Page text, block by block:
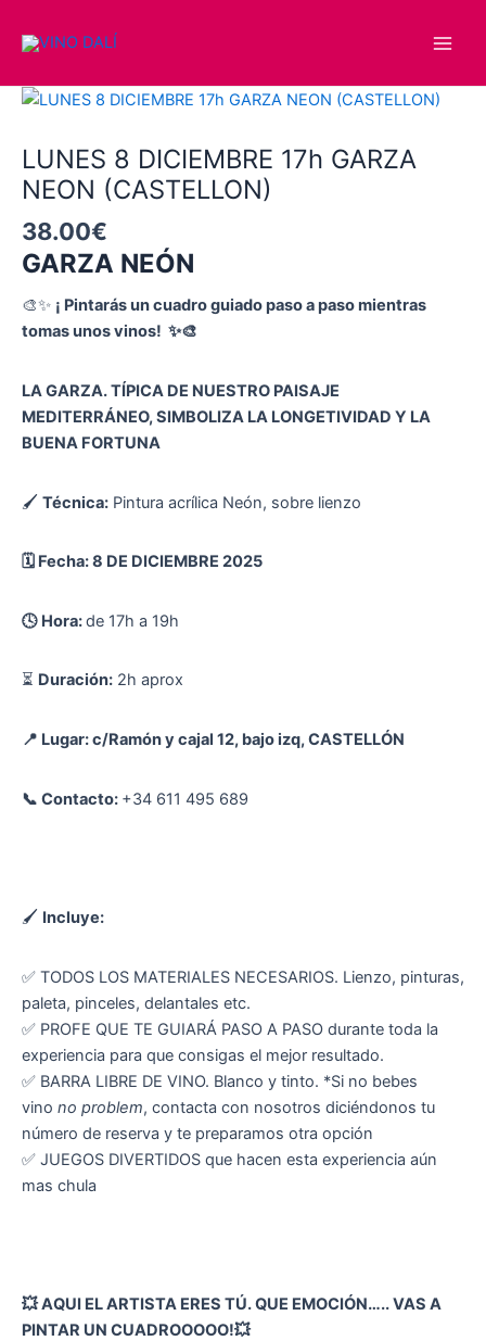
LUNES 8 DICIEMBRE 17h GARZA
NEON (CASTELLON)
38.00€
GARZA NEÓN
🎨✨ ¡ Pintarás un cuadro guiado paso a paso mientras
tomas unos vinos! ✨🎨
LA GARZA. TÍPICA DE NUESTRO PAISAJE
MEDITERRÁNEO, SIMBOLIZA LA LONGETIVIDAD Y LA
BUENA FORTUNA
🖌 Técnica: Pintura acrílica Neón, sobre lienzo
🗓️ Fecha: 8 DE DICIEMBRE 2025
🕓 Hora:de 17h a 19h
⏳ Duración: 2h aprox
📍 Lugar: c/Ramón y cajal 12, bajo izq, CASTELLÓN
📞 Contacto: +34 611 495 689
🖌 Incluye:
✅ TODOS LOS MATERIALES NECESARIOS. Lienzo, pinturas,
paleta, pinceles, delantales etc.
✅ PROFE QUE TE GUIARÁ PASO A PASO durante toda la
experiencia para que consigas el mejor resultado.
✅ BARRA LIBRE DE VINO. Blanco y tinto. *Si no bebes
vino no problem, contacta con nosotros diciéndonos tu
número de reserva y te preparamos otra opción
✅ JUEGOS DIVERTIDOS que hacen esta experiencia aún
mas chula
💥 AQUI EL ARTISTA ERES TÚ. QUE EMOCIÓN….. VAS A
PINTAR UN CUADROOOOO!💥
LUNES
DICIEMBRE
17h
GARZA
NEON
(CASTELLON)